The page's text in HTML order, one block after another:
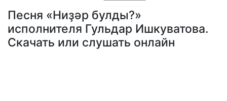
Песня «Ниҙәр булды?»
исполнителя Гульдар Ишкуватова.
Скачать или слушать онлайн